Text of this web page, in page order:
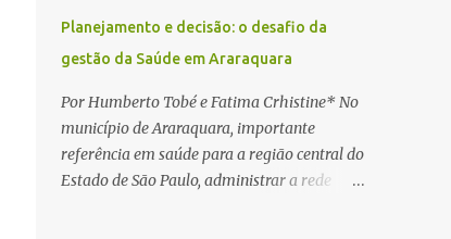
procedimentos que deveriam ser realizados.
Dias depois, o golpista enviou um
documento em PDF simulando uma
comunicação oficial da instituição
financeira. Na sequência, entrou em contato
por telefone e encaminhou um link,
orientando a vítima a acessá-lo pelo
Planejamento e decisão: o desafio da
gestão da Saúde em Araraquara
Por Humberto Tobé e Fatima Crhistine* No
município de Araraquara, importante
referência em saúde para a região central do
Estado de São Paulo, administrar a rede